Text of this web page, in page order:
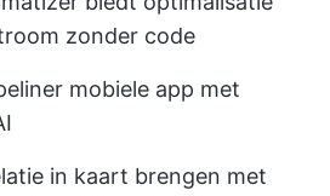
zonder code
mobiele app met
in kaart brengen met